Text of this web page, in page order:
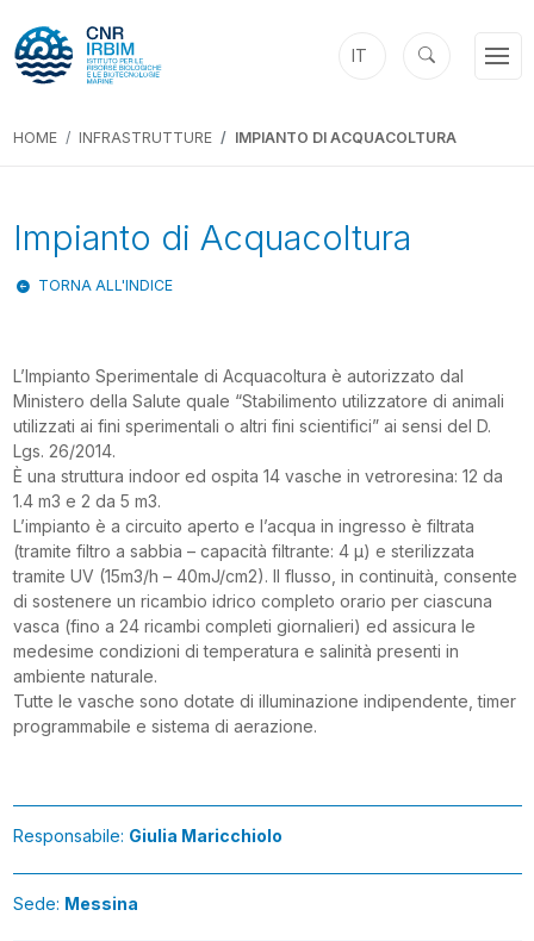
IT
HOME INFRASTRUTTURE IMPIANTO DI ACQUACOLTURA
Impianto di Acquacoltura
TORNA ALL'INDICE
L’Impianto Sperimentale di Acquacoltura è autorizzato dal
Ministero della Salute quale “Stabilimento utilizzatore di animali
utilizzati ai fini sperimentali o altri fini scientifici” ai sensi del D.
Lgs. 26/2014.
È una struttura indoor ed ospita 14 vasche in vetroresina: 12 da
1.4 m3 e 2 da 5 m3.
L’impianto è a circuito aperto e l’acqua in ingresso è filtrata
(tramite filtro a sabbia – capacità filtrante: 4 μ) e sterilizzata
tramite UV (15m3/h – 40mJ/cm2). Il flusso, in continuità, consente
di sostenere un ricambio idrico completo orario per ciascuna
vasca (fino a 24 ricambi completi giornalieri) ed assicura le
medesime condizioni di temperatura e salinità presenti in
ambiente naturale.
Tutte le vasche sono dotate di illuminazione indipendente, timer
programmabile e sistema di aerazione.
Responsabile: Giulia Maricchiolo
Sede: Messina